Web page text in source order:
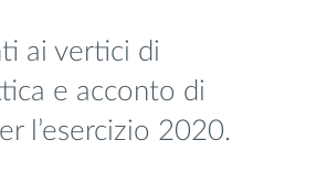
ai vertici di
e acconto di
l’esercizio 2020.